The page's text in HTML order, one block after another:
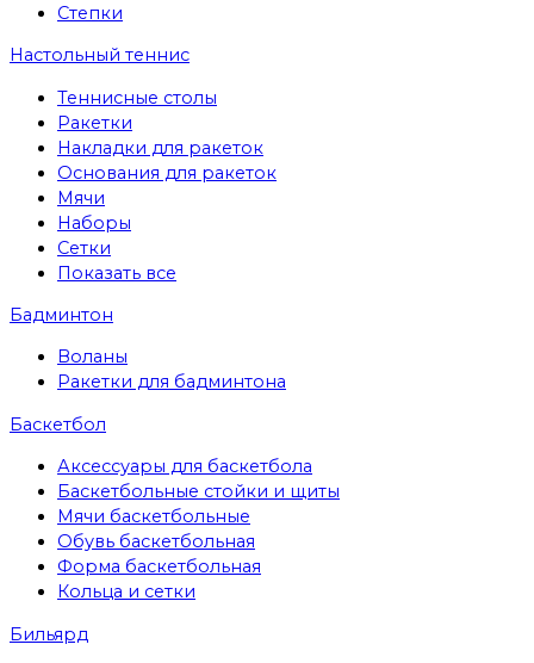
Степки
Настольный теннис
Теннисные столы
Ракетки
Накладки для ракеток
Основания для ракеток
Мячи
Наборы
Сетки
Показать все
Бадминтон
Воланы
Ракетки для бадминтона
Баскетбол
Аксессуары для баскетбола
Баскетбольные стойки и щиты
Мячи баскетбольные
Обувь баскетбольная
Форма баскетбольная
Кольца и сетки
Бильярд